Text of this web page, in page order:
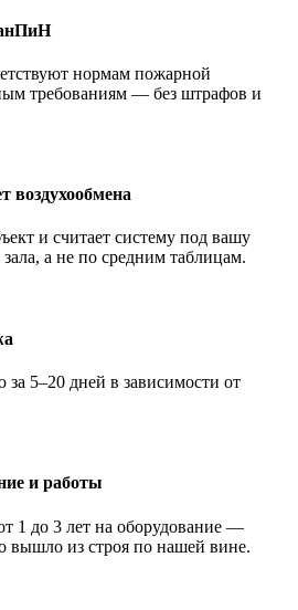
нормам пожарной
требованиям — без штрафов и
воздухообмена
и считает систему под вашу
а не по средним таблицам.
5–20 дней в зависимости от
и работы
1 до 3 лет на оборудование —
вышло из строя по нашей вине.